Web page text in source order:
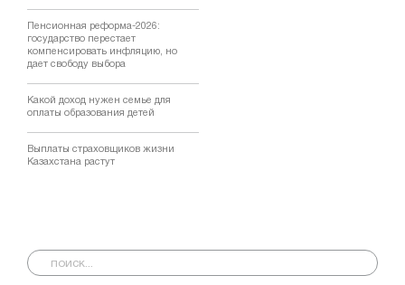
Пенсионная реформа-2026:
государство перестает
компенсировать инфляцию, но
дает свободу выбора
Какой доход нужен семье для
оплаты образования детей
Выплаты страховщиков жизни
Казахстана растут